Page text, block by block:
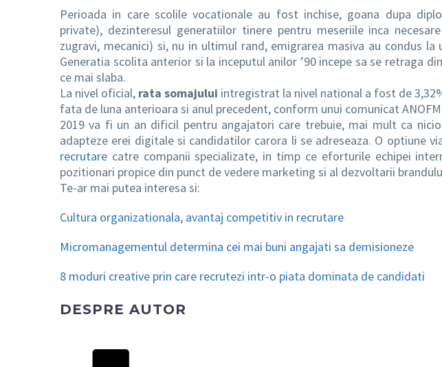
Perioada in care scolile vocationale au fost inchise, goana dupa
private), dezinteresul generatiilor tinere pentru meseriile inca
zugravi, mecanici) si, nu in ultimul rand, emigrarea masiva au condus la
Generatia scolita anterior si la inceputul anilor ’90 incepe sa se retraga
ce mai slaba.
La nivel oficial, rata somajului intregistrat la nivel national a fost de
fata de luna anterioara si anul precedent, conform unui comunicat
2019 va fi un an dificil pentru angajatori care trebuie, mai mult ca
adapteze erei digitale si candidatilor carora li se adreseaza. O optiune
recrutare catre companii specializate, in timp ce eforturile echipei
pozitionari propice din punct de vedere marketing si al dezvoltarii
Te-ar mai putea interesa si:
Cultura organizationala, avantaj competitiv in recrutare
Micromanagementul determina cei mai buni angajati sa demisioneze
8 moduri creative prin care recrutezi intr-o piata dominata de candidati
DESPRE AUTOR